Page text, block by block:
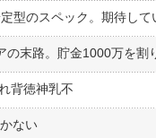
型のスペック。期待して
の末路。貯金1000万を割
背徳神乳不
ない